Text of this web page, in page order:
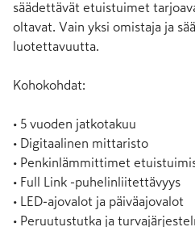
säädettävät etuistuimet
oltavat. Vain yksi omistaja ja
luotettavuutta.
Kohokohdat:
• 5 vuoden jatkotakuu
• Digitaalinen mittaristo
• Penkinlämmittimet
• Full Link -puhelinliitettävyys
• LED-ajovalot ja päiväajovalot
• Peruutustutka ja